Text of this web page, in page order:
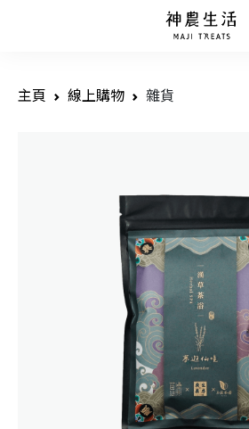
主頁 線上購物 雜貨